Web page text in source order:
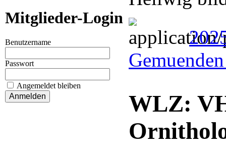
Mitglieder-Login
Benutzername
Passwort
Angemeldet bleiben
WLZ: